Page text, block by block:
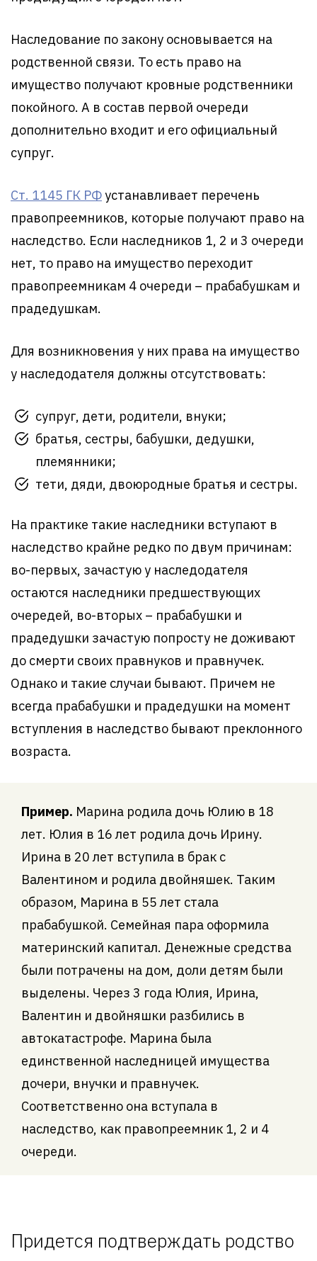
Наследование по закону основывается на
родственной связи. То есть право на
имущество получают кровные родственники
покойного. А в состав первой очереди
дополнительно входит и его официальный
супруг.
Ст. 1145 ГК РФустанавливает перечень
правопреемников, которые получают право на
наследство. Если наследников 1, 2 и 3 очереди
нет, то право на имущество переходит
правопреемникам 4 очереди – прабабушкам и
прадедушкам.
Для возникновения у них права на имущество
у наследодателя должны отсутствовать:
супруг, дети, родители, внуки;
братья, сестры, бабушки, дедушки,
племянники;
тети, дяди, двоюродные братья и сестры.
На практике такие наследники вступают в
наследство крайне редко по двум причинам:
во-первых, зачастую у наследодателя
остаются наследники предшествующих
очередей, во-вторых – прабабушки и
прадедушки зачастую попросту не доживают
до смерти своих правнуков и правнучек.
Однако и такие случаи бывают. Причем не
всегда прабабушки и прадедушки на момент
вступления в наследство бывают преклонного
возраста.
Пример. Марина родила дочь Юлию в 18
лет. Юлия в 16 лет родила дочь Ирину.
Ирина в 20 лет вступила в брак с
Валентином и родила двойняшек. Таким
образом, Марина в 55 лет стала
прабабушкой. Семейная пара оформила
материнский капитал. Денежные средства
были потрачены на дом, доли детям были
выделены. Через 3 года Юлия, Ирина,
Валентин и двойняшки разбились в
автокатастрофе. Марина была
единственной наследницей имущества
дочери, внучки и правнучек.
Соответственно она вступала в
наследство, как правопреемник 1, 2 и 4
очереди.
Придется подтверждать родство